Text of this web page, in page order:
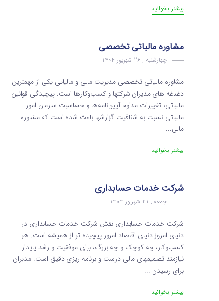
بیشتر بخوانید
مشاوره مالیاتی تخصصی
چهارشنبه , 26 شهریور 1404
مشاوره مالیاتی تخصصی مدیریت مالی و مالیاتی یکی از مهمترین
دغدغه های مدیران شرکتها و کسب‌وکارها است. پیچیدگی قوانین
مالیاتی، تغییرات مداوم آیین‌نامه‌ها و حساسیت سازمان امور
مالیاتی نسبت به شفافیت گزارشها باعث شده است که مشاوره
مالی...
بیشتر بخوانید
شرکت خدمات حسابداری
جمعه , 21 شهریور 1404
شرکت خدمات حسابداری نقش شرکت خدمات حسابداری در
دنیای امروز دنیای اقتصاد امروز پیچیده‌ تر از همیشه است. هر
کسب‌وکار، چه کوچک و چه بزرگ، برای موفقیت و رشد پایدار
نیازمند تصمیمهای مالی درست و برنامه‌ ریزی دقیق است. مدیران
برای رسیدن ...
بیشتر بخوانید